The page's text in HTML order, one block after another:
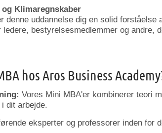
og Klimaregnskaber
denne uddannelse dig en solid forståelse
ledere, bestyrelsesmedlemmer og andre,
hos Aros Business
Vores Mini MBA'er kombinerer teori
i dit arbejde.
eksperter og professorer inden for